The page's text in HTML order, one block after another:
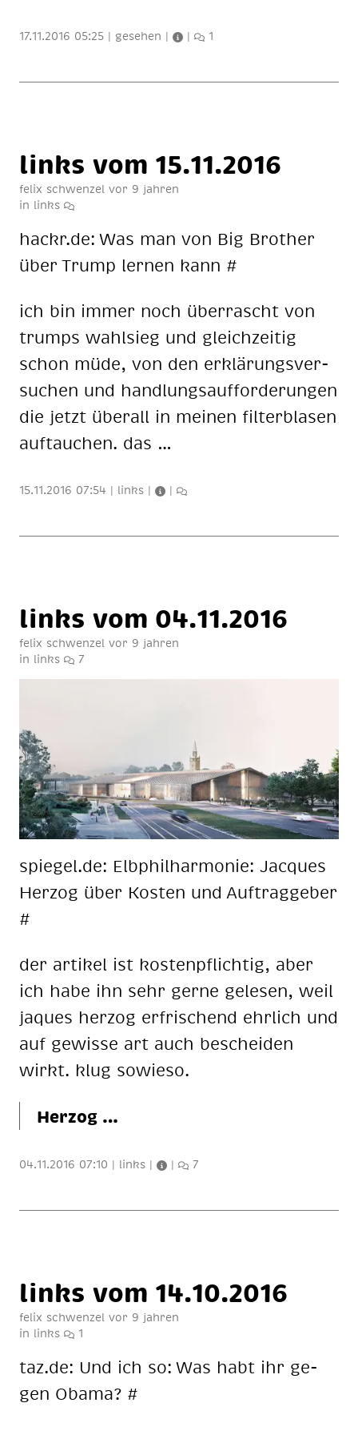
17.11.2016 05:25 | gesehen | | 1
links vom 15.11.2016
felix schwenzel vor 9 jahren
in links
hackr.de: Was man von Big Brot­her
über Trump ler­nen kann #
ich bin im­mer noch über­rascht von
trumps wahl­sieg und gleich­zei­tig
schon müde, von den er­klä­rungs­ver­
su­chen und hand­lungs­auf­for­de­run­gen
die jetzt über­all in mei­nen fil­ter­bla­sen
auf­tau­chen. das …
15.11.2016 07:54 | links | |
links vom 04.11.2016
felix schwenzel vor 9 jahren
in links 7
spie­gel.de: Elb­phil­har­mo­nie: Jac­ques
Her­zog über Kos­ten und Auf­trag­ge­ber
#
der ar­ti­kel ist kos­ten­pflich­tig, aber
ich habe ihn sehr ger­ne ge­le­sen, weil
ja­ques her­zog er­fri­schend ehr­lich und
auf ge­wis­se art auch be­schei­den
wirkt. klug so­wie­so.
Her­zog …
04.11.2016 07:10 | links | | 7
links vom 14.10.2016
felix schwenzel vor 9 jahren
in links 1
taz.de: Und ich so: Was habt ihr ge­
gen Oba­ma? #